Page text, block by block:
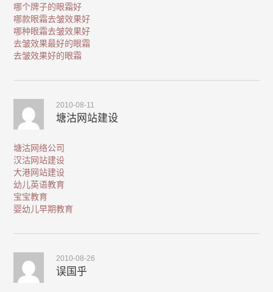
哪个牌子的眼霜好
哪款眼霜去皱效果好
哪种眼霜去皱效果好
去皱效果最好的眼霜
去皱效果好的眼霜
2010-08-11
塘沽网站建设
塘沽网络公司
汉沽网站建设
大港网站建设
幼儿英语教育
宝宝教育
婴幼儿早期教育
2010-08-26
误国乎